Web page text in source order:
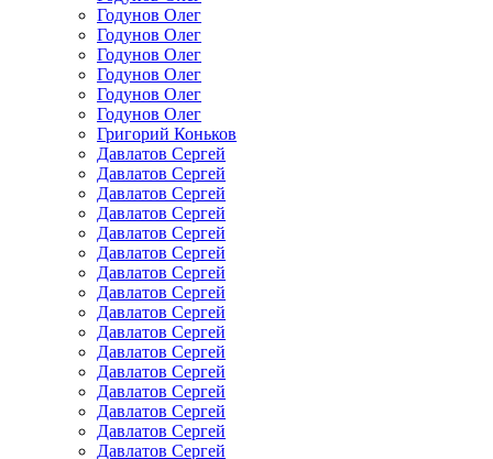
Годунов Олег
Годунов Олег
Годунов Олег
Годунов Олег
Годунов Олег
Годунов Олег
Григорий Коньков
Давлатов Сергей
Давлатов Сергей
Давлатов Сергей
Давлатов Сергей
Давлатов Сергей
Давлатов Сергей
Давлатов Сергей
Давлатов Сергей
Давлатов Сергей
Давлатов Сергей
Давлатов Сергей
Давлатов Сергей
Давлатов Сергей
Давлатов Сергей
Давлатов Сергей
Давлатов Сергей